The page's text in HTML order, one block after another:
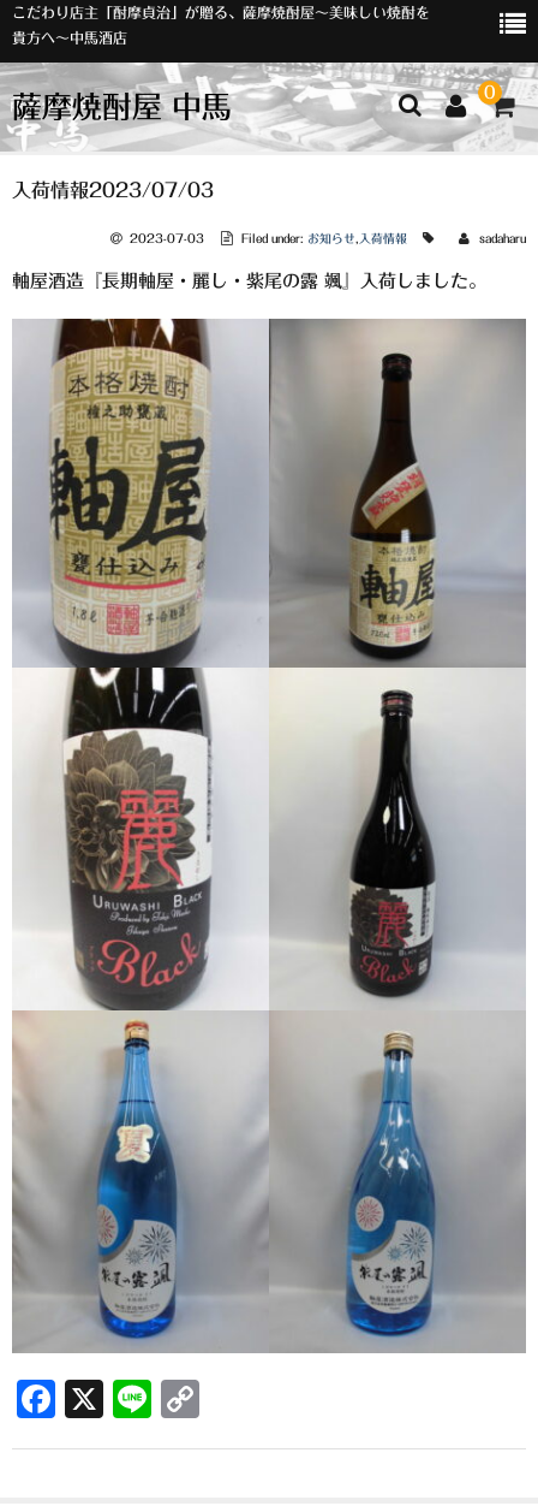
こだわり店主「酎摩貞治」が贈る、薩摩焼酎屋～美味しい焼酎を
貴方へ～中馬酒店
薩摩焼酎屋 中馬 0
ホーム
入荷情報
イベント
オリジナルラベル
店主おすすめ
数量限定
希少焼酎
季節限定品
セット商品
リキュール
ウヰスキー
お米
中馬酒店オリジナル
全取扱商品
森伊蔵酒造
村尾酒造
万膳酒造
軸屋酒造
吉永酒造場
田村合名
薩摩酒造
知覧醸造
白石酒造
白玉醸造
入荷情報2023/07/03
2023-07-03 Filed under: お知らせ 入荷情報 sadaharu
軸屋酒造『長期軸屋・麗し・紫尾の露 颯』入荷しました。
F
X
Li